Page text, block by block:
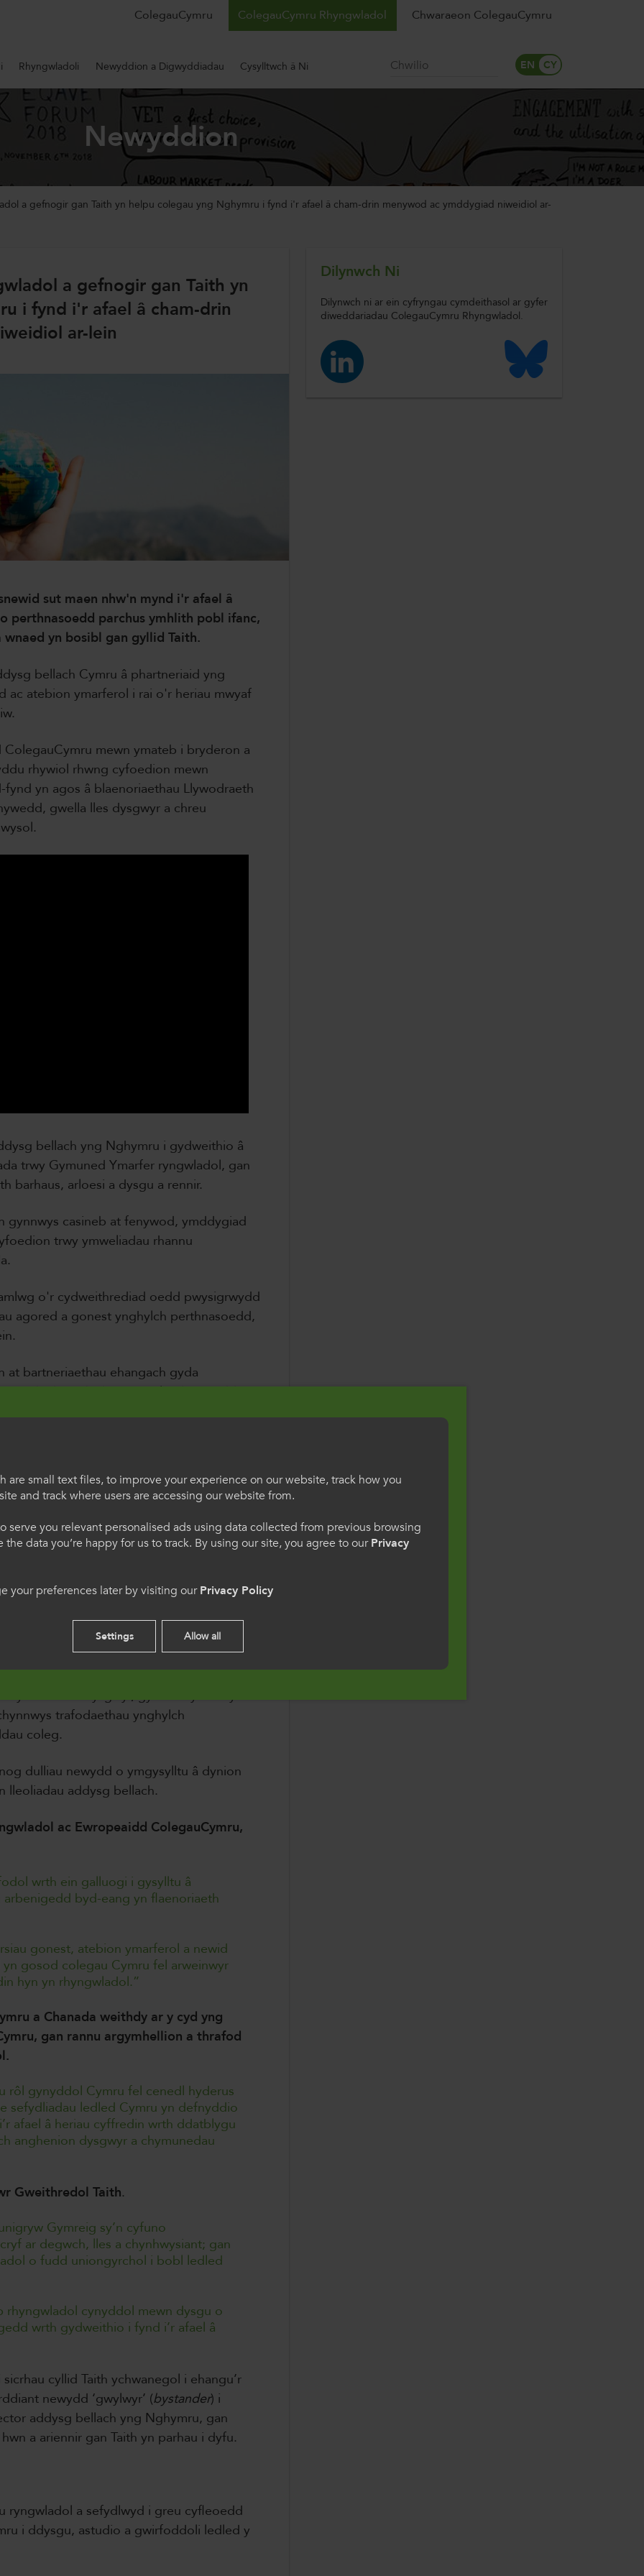
ColegauCymru ColegauCymru Rhyngwladol Chwaraeon ColegauCymru
Rhyngwladoli Newyddion a Digwyddiadau Cysylltwch â Ni
Chwilio
Newyddion
a gefnogir gan Taith yn helpu colegau yng Nghymru i fynd i'r afael â cham-drin menywod ac ymddygiad niweidiol ar-
a gefnogir gan Taith yn
i fynd i'r afael â cham-drin
ar-lein
sut maen nhw'n mynd i'r afael â
perthnasoedd parchus ymhlith pobl ifanc,
yn bosibl gan gyllid Taith.
bellach Cymru â phartneriaid yng
ac atebion ymarferol i rai o'r heriau mwyaf
mewn ymateb i bryderon a
rhywiol rhwng cyfoedion mewn
yn agos â blaenoriaethau Llywodraeth
gwella lles dysgwyr a chreu
bellach yng Nghymru i gydweithio â
trwy Gymuned Ymarfer ryngwladol, gan
barhaus, arloesi a dysgu a rennir.
casineb at fenywod, ymddygiad
trwy ymweliadau rhannu
o'r cydweithrediad oedd pwysigrwydd
agored a gonest ynghylch perthnasoedd,
at bartneriaethau ehangach gyda
mudiad gwrth-drais yn Seland Newydd
teuluol, a'r sefydliad effaith
Our Voice Our Journey, gan
ymhellach.
hyn, cynhaliodd ColegauCymru sesiynau
a oedd yn canolbwyntio ar fynd i'r afael â
parchus o fewn lleoliadau addysg
Dinas Caerdydd â thua 400 o
ynghyd, lle arweiniodd y siaradwr
ynghylch casineb at fenywod, gwrywdod a
bod hyn eisoes wedi dylanwadu ar sut
a lles dysgwyr, gyda mwy o bwyslais
trafodaethau ynghylch
coleg.
dulliau newydd o ymgysylltu â dynion
lleoliadau addysg bellach.
ac Ewropeaidd ColegauCymru,
wrth ein galluogi i gysylltu â
byd-eang yn flaenoriaeth
gonest, atebion ymarferol a newid
gosod colegau Cymru fel arweinwyr
hyn yn rhyngwladol.”
a Chanada weithdy ar y cyd yng
gan rannu argymhellion a thrafod
rôl gynyddol Cymru fel cenedl hyderus
sefydliadau ledled Cymru yn defnyddio
afael â heriau cyffredin wrth ddatblygu
anghenion dysgwyr a chymunedau
Gweithredol Taith.
Gymreig sy’n cyfuno
ar degwch, lles a chynhwysiant; gan
o fudd uniongyrchol i bobl ledled
cynyddol mewn dysgu o
wrth gydweithio i fynd i’r afael â
cyllid Taith ychwanegol i ehangu’r
newydd ‘gwylwyr’ (bystander) i
addysg bellach yng Nghymru, gan
a ariennir gan Taith yn parhau i dyfu.
ryngwladol a sefydlwyd i greu cyfleoedd
i ddysgu, astudio a gwirfoddoli ledled y
Dilynwch Ni
Dilynwch ni ar ein cyfryngau cymdeithasol ar gyfer
diweddariadau ColegauCymru Rhyngwladol.
hon, rydych yn cytuno
International
using this site you agree to our use of
English
are small text files, to improve your experience on our website, track how you
and track where users are accessing our website from.
serve you relevant personalised ads using data collected from previous browsing
the data you’re happy for us to track. By using our site, you agree to ourPrivacy
your preferences later by visiting ourPrivacy Policy
Settings Allow all